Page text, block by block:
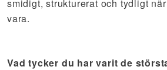
smidigt, strukturerat och tydligt
vara.
Vad tycker du har varit de